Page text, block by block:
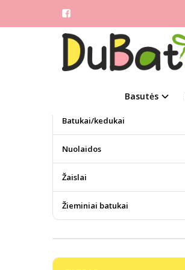
Basutės
KATEGORIJOS
Aulinukai
Batukai/kedukai
Nuolaidos
Žaislai
Žieminiai batukai